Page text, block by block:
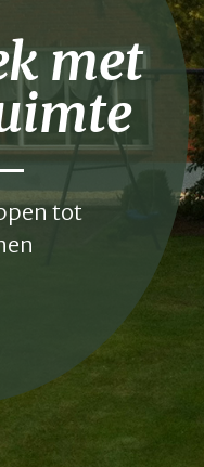
met
tot